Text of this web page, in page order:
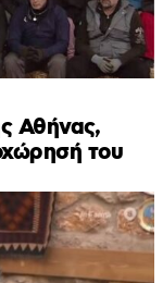
Αθήνας,
του